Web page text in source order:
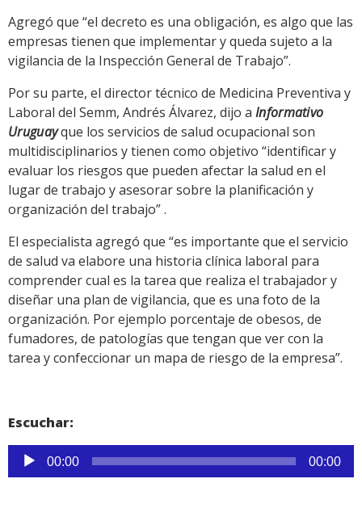
Agregó que “el decreto es una obligación, es algo que las
empresas tienen que implementar y queda sujeto a la
vigilancia de la Inspección General de Trabajo”.
Por su parte, el director técnico de Medicina Preventiva y
Laboral del Semm, Andrés Álvarez, dijo a Informativo
Uruguayque los servicios de salud ocupacional son
multidisciplinarios y tienen como objetivo “identificar y
evaluar los riesgos que pueden afectar la salud en el
lugar de trabajo y asesorar sobre la planificación y
organización del trabajo” .
El especialista agregó que “es importante que el servicio
de salud va elabore una historia clínica laboral para
comprender cual es la tarea que realiza el trabajador y
diseñar una plan de vigilancia, que es una foto de la
organización. Por ejemplo porcentaje de obesos, de
fumadores, de patologías que tengan que ver con la
tarea y confeccionar un mapa de riesgo de la empresa”.
Escuchar:
Reproductor
de
00:00 00:00